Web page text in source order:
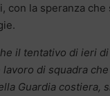
con la speranza che
il tentativo di ieri
di squadra
Guardia costiera,